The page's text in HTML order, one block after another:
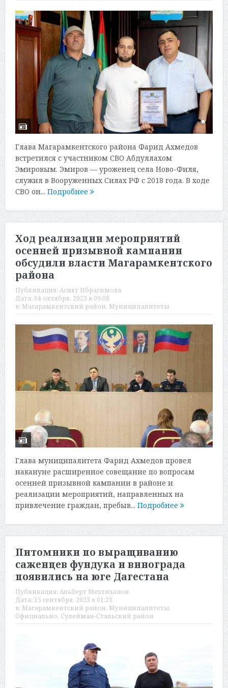
Глава Магарамкентского района Фарид Ахмедов
встретился с участником СВО Абдуллахом
Эмировым. Эмиров — уроженец села Ново-Филя,
служил в Вооруженных Силах РФ с 2018 года. В ходе
СВО он... Подробнее
Ход реализации мероприятий
осенней призывной кампании
обсудили власти Магарамкентского
района
Публикация: Асият Ибрагимова
Дата: 04 октября, 2023 в 09:08
в: Магарамкентский район, Муниципалитеты
Глава муниципалитета Фарид Ахмедов провел
накануне расширенное совещание по вопросам
осенней призывной кампании в районе и
реализации мероприятий, направленных на
привлечение граждан, пребыв... Подробнее
Питомники по выращиванию
саженцев фундука и винограда
появились на юге Дагестана
Публикация: Альберт Мехтиханов
Дата: 15 сентября, 2023 в 01:23
в: Магарамкентский район, Муниципалитеты,
Официально, Сулейман-Стальский район